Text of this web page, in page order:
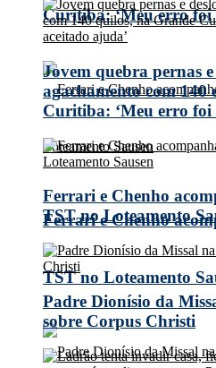
Curitiba: ‘Meu erro foi
Ferrari e Chenho
TST no Loteamento
Jovem quebra pernas
agachamento com 140
Curitiba: ‘Meu erro foi
Ferrari e Chenho
TST no Loteamento
Padre Dionísio da
sobre Corpus Christi